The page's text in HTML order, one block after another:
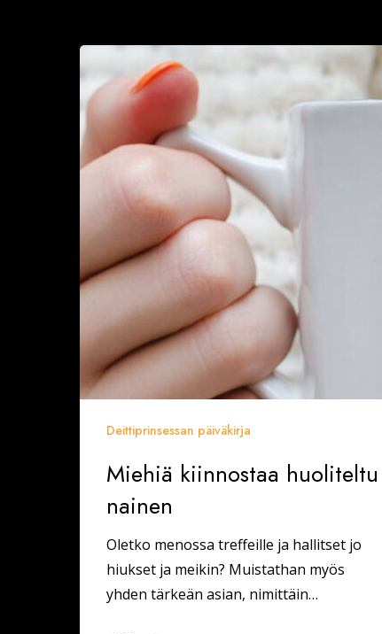
kiinnostaa
huoliteltu
nainen
Deittiprinsessan päiväkirja
Miehiä kiinnostaa huoliteltu
nainen
Oletko menossa treffeille ja hallitset jo
hiukset ja meikin? Muistathan myös
yhden tärkeän asian, nimittäin…